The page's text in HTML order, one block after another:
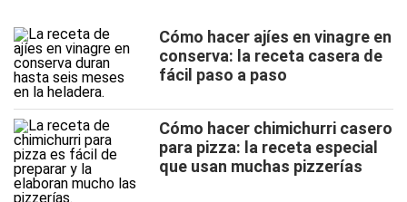
Cómo hacer ajíes en vinagre en
conserva: la receta casera de
fácil paso a paso
Cómo hacer chimichurri casero
para pizza: la receta especial
que usan muchas pizzerías